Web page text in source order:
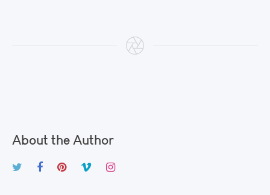
About the Author